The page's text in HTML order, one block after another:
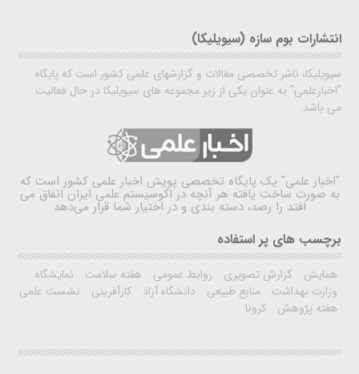
انتشارات بوم سازه (سیویلیکا)
سیویلیکا، ناشر تخصصی مقالات و گزارشهای علمی کشور است که پایگاه
"اخبارعلمی" به عنوان یکی از زیر مجموعه های سیویلیکا در حال فعالیت
می باشد.
"اخبار علمی" یک پایگاه تخصصی پویش اخبار علمی کشور است که
به صورت ساخت یافته هر آنچه در اکوسیستم علمی ایران اتفاق می
افتد را رصد، دسته بندی و در اختیار شما قرار می‌دهد
برچسب های پر استفاده
همایش گزارش تصویری روابط عمومی هفته سلامت
نمایشگاه
وزارت بهداشت
منابع طبیعی دانشگاه آزاد کارآفرینی
نشست علمی
هفته پژوهش
کرونا